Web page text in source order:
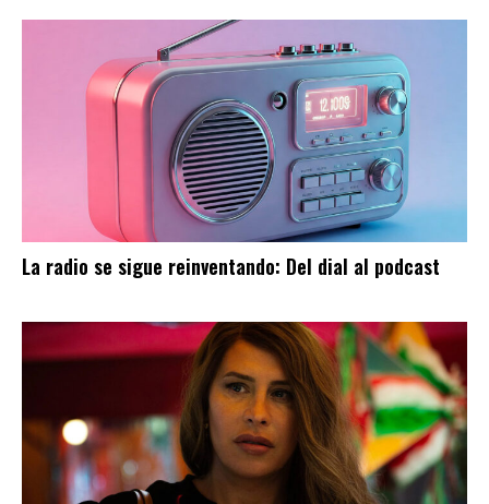
La radio se sigue reinventando: Del dial al podcast